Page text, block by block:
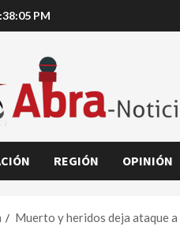
PM
REGIÓN OPINIÓN
Muerto y heridos deja ataque